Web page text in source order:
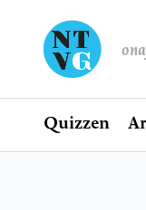
Home
Quizzen